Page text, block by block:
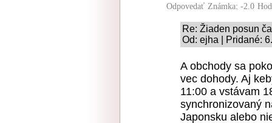
Odpovedať Známka: -2.0
Re: Žiaden posun
Od: ejha | Pridané:
A obchody sa
vec dohody. Aj
11:00 a vstávam
synchronizovaný
Japonsku alebo